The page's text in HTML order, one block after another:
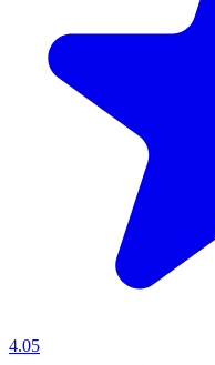
4.05